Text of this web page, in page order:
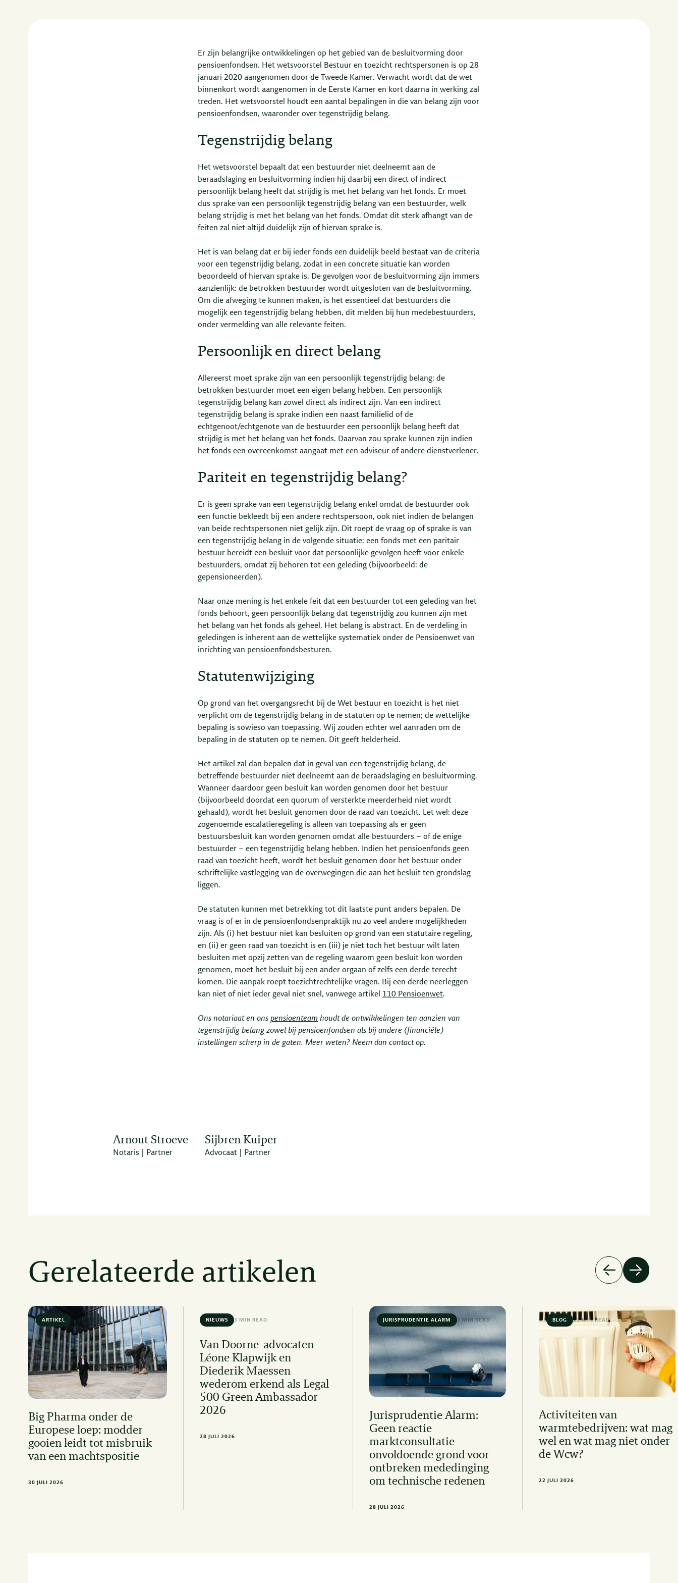
Er zijn belangrijke ontwikkelingen op het gebied van de besluitvorming door
pensioenfondsen. Het wetsvoorstel Bestuur en toezicht rechtspersonen is op 28
januari 2020 aangenomen door de Tweede Kamer. Verwacht wordt dat de wet
binnenkort wordt aangenomen in de Eerste Kamer en kort daarna in werking zal
treden. Het wetsvoorstel houdt een aantal bepalingen in die van belang zijn voor
pensioenfondsen, waaronder over tegenstrijdig belang.
Tegenstrijdig belang
Het wetsvoorstel bepaalt dat een bestuurder niet deelneemt aan de
beraadslaging en besluitvorming indien hij daarbij een direct of indirect
persoonlijk belang heeft dat strijdig is met het belang van het fonds. Er moet
dus sprake van een persoonlijk tegenstrijdig belang van een bestuurder, welk
belang strijdig is met het belang van het fonds. Omdat dit sterk afhangt van de
feiten zal niet altijd duidelijk zijn of hiervan sprake is.
Het is van belang dat er bij ieder fonds een duidelijk beeld bestaat van de criteria
voor een tegenstrijdig belang, zodat in een concrete situatie kan worden
beoordeeld of hiervan sprake is. De gevolgen voor de besluitvorming zijn immers
aanzienlijk: de betrokken bestuurder wordt uitgesloten van de besluitvorming.
Om die afweging te kunnen maken, is het essentieel dat bestuurders die
mogelijk een tegenstrijdig belang hebben, dit melden bij hun medebestuurders,
onder vermelding van alle relevante feiten.
Persoonlijk en direct belang
Allereerst moet sprake zijn van een persoonlijk tegenstrijdig belang: de
betrokken bestuurder moet een eigen belang hebben. Een persoonlijk
tegenstrijdig belang kan zowel direct als indirect zijn. Van een indirect
tegenstrijdig belang is sprake indien een naast familielid of de
echtgenoot/echtgenote van de bestuurder een persoonlijk belang heeft dat
strijdig is met het belang van het fonds. Daarvan zou sprake kunnen zijn indien
het fonds een overeenkomst aangaat met een adviseur of andere dienstverlener.
Pariteit en tegenstrijdig belang?
Er is geen sprake van een tegenstrijdig belang enkel omdat de bestuurder ook
een functie bekleedt bij een andere rechtspersoon, ook niet indien de belangen
van beide rechtspersonen niet gelijk zijn. Dit roept de vraag op of sprake is van
een tegenstrijdig belang in de volgende situatie: een fonds met een paritair
bestuur bereidt een besluit voor dat persoonlijke gevolgen heeft voor enkele
bestuurders, omdat zij behoren tot een geleding (bijvoorbeeld: de
gepensioneerden).
Naar onze mening is het enkele feit dat een bestuurder tot een geleding van het
fonds behoort, geen persoonlijk belang dat tegenstrijdig zou kunnen zijn met
het belang van het fonds als geheel. Het belang is abstract. En de verdeling in
geledingen is inherent aan de wettelijke systematiek onder de Pensioenwet van
inrichting van pensioenfondsbesturen.
Statutenwijziging
Op grond van het overgangsrecht bij de Wet bestuur en toezicht is het niet
verplicht om de tegenstrijdig belang in de statuten op te nemen; de wettelijke
bepaling is sowieso van toepassing. Wij zouden echter wel aanraden om de
bepaling in de statuten op te nemen. Dit geeft helderheid.
Het artikel zal dan bepalen dat in geval van een tegenstrijdig belang, de
betreffende bestuurder niet deelneemt aan de beraadslaging en besluitvorming.
Wanneer daardoor geen besluit kan worden genomen door het bestuur
(bijvoorbeeld doordat een quorum of versterkte meerderheid niet wordt
gehaald), wordt het besluit genomen door de raad van toezicht. Let wel: deze
zogenoemde escalatieregeling is alleen van toepassing als er geen
bestuursbesluit kan worden genomen omdat alle bestuurders – of de enige
bestuurder – een tegenstrijdig belang hebben. Indien het pensioenfonds geen
raad van toezicht heeft, wordt het besluit genomen door het bestuur onder
schriftelijke vastlegging van de overwegingen die aan het besluit ten grondslag
liggen.
De statuten kunnen met betrekking tot dit laatste punt anders bepalen. De
vraag is of er in de pensioenfondsenpraktijk nu zo veel andere mogelijkheden
zijn. Als (i) het bestuur niet kan besluiten op grond van een statutaire regeling,
en (ii) er geen raad van toezicht is en (iii) je niet toch het bestuur wilt laten
besluiten met opzij zetten van de regeling waarom geen besluit kon worden
genomen, moet het besluit bij een ander orgaan of zelfs een derde terecht
komen. Die aanpak roept toezichtrechtelijke vragen. Bij een derde neerleggen
kan niet of niet ieder geval niet snel, vanwege artikel 110 Pensioenwet.
Ons notariaat en ons pensioenteam houdt de ontwikkelingen ten aanzien van
tegenstrijdig belang zowel bij pensioenfondsen als bij andere (financiële)
instellingen scherp in de gaten. Meer weten? Neem dan contact op.
Arnout Stroeve
Notaris | Partner
Sijbren Kuiper
Advocaat | Partner
Gerelateerde artikelen
ARTIKEL 6 MIN READ
Big Pharma onder de
Europese loep: modder
gooien leidt tot misbruik
van een machtspositie
30 JULI 2026
NIEUWS 3 MIN READ
Van Doorne-advocaten
Léone Klapwijk en
Diederik Maessen
wederom erkend als Legal
500 Green Ambassador
2026
28 JULI 2026
JURISPRUDENTIE ALARM 7 MIN READ
Jurisprudentie Alarm:
Geen reactie
marktconsultatie
onvoldoende grond voor
ontbreken mededinging
om technische redenen
28 JULI 2026
BLOG 11 MIN READ
Activiteiten van
warmtebedrijven: wat mag
wel en wat mag niet onder
de Wcw?
22 JULI 2026